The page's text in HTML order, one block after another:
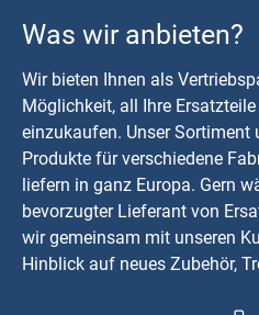
Was wir anbieten?
Wir bieten Ihnen als
Möglichkeit, all Ihre
einzukaufen. Unser
Produkte für verschiedene
liefern in ganz Europa. Gern
bevorzugter Lieferant von
wir gemeinsam mit unseren
Hinblick auf neues Zubehör,